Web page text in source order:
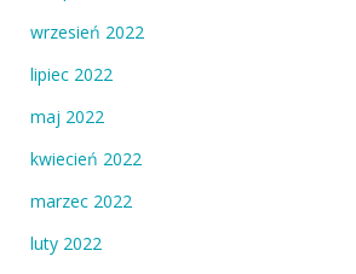
wrzesień 2022
lipiec 2022
maj 2022
kwiecień 2022
marzec 2022
luty 2022